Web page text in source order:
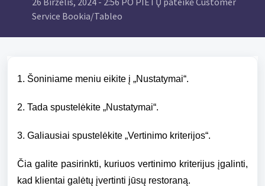
Service Bookia/Tableo
1. Šoniniame meniu eikite į „Nustatymai“.
2. Tada spustelėkite „Nustatymai“.
3. Galiausiai spustelėkite „Vertinimo kriterijos“.
Čia galite pasirinkti, kuriuos vertinimo kriterijus įgalinti,
kad klientai galėtų įvertinti jūsų restoraną.